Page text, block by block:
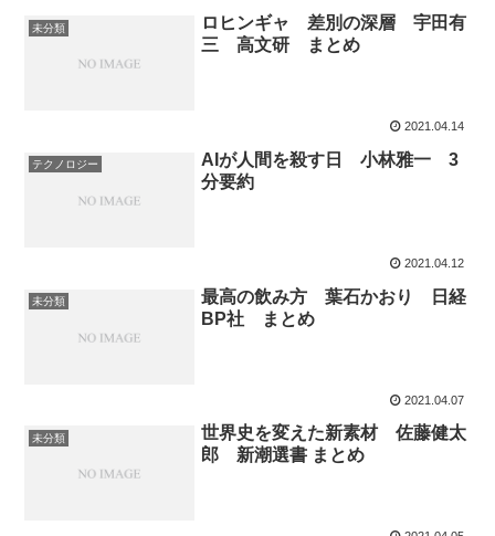
未分類
ロヒンギャ 差別の深層 宇田有
三 高文研 まとめ
2021.04.14
テクノロジー
AIが人間を殺す日 小林雅一 3
分要約
2021.04.12
未分類
最高の飲み方 葉石かおり 日経
BP社 まとめ
2021.04.07
未分類
世界史を変えた新素材 佐藤健太
郎 新潮選書 まとめ